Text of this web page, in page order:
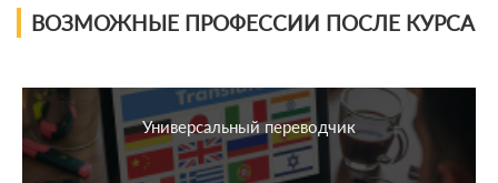
ВОЗМОЖНЫЕ ПРОФЕССИИ ПОСЛЕ КУРСА
Универсальный переводчик